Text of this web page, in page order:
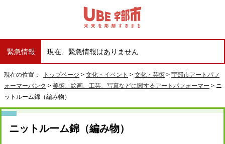
緊急情報 現在、緊急情報はありません
現在の位置： トップページ > 文化・イベント > 文化・芸術 > 宇部市アートパフ
ォーマーバンク > 美術、絵画、工芸、写真などに関するアートパフォーマー > ニ
ットルーム錦（編み物）
ニットルーム錦（編み物）